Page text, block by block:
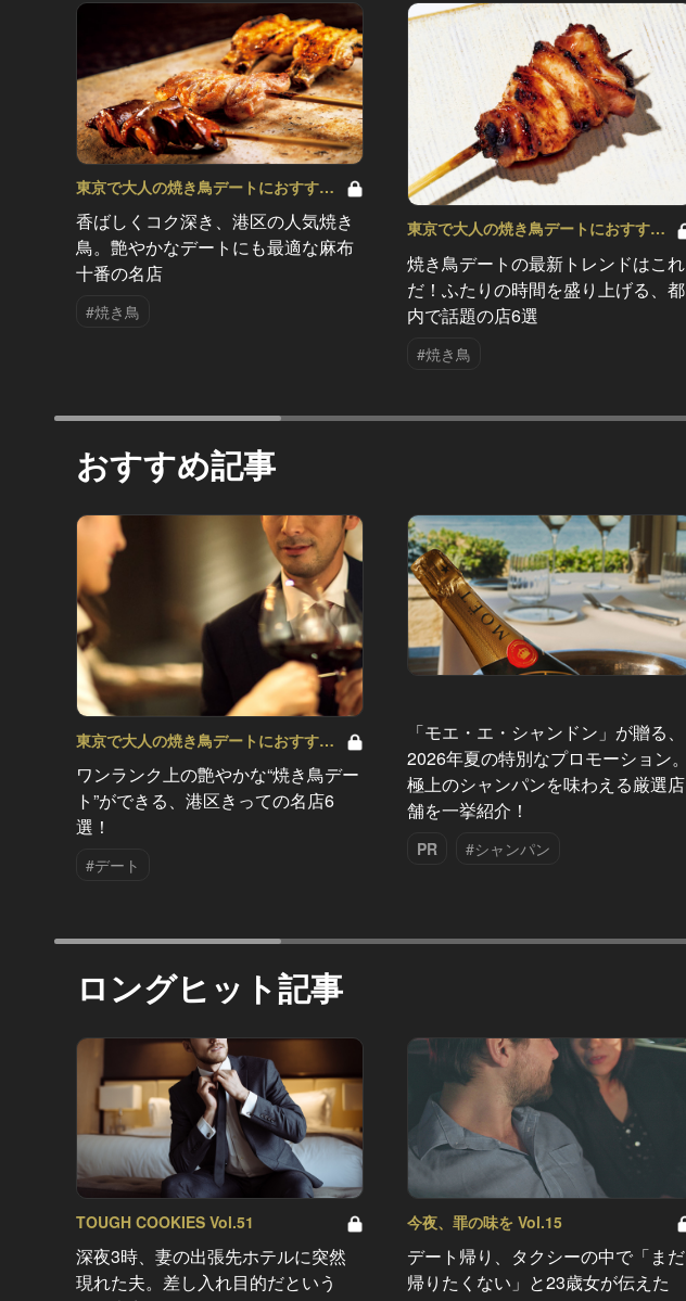
東京で大人の焼き鳥デートにおすす
め！ Vol.11
香ばしくコク深き、港区の人気焼き
鳥。艶やかなデートにも最適な麻布
十番の名店
#焼き鳥
東京で大人の焼き鳥デートにおすす
焼き鳥デートの最新トレンドはこれ
だ！ふたりの時間を盛り上げる、都
内で話題の店6選
#焼き鳥
おすすめ記事
東京で大人の焼き鳥デートにおすす
ワンランク上の艶やかな“焼き鳥デー
ト”ができる、港区きっての名店6
選！
#デート
「モエ・エ・シャンドン」が贈る、
2026年夏の特別なプロモーション。
極上のシャンパンを味わえる厳選店
舗を一挙紹介！
PR #シャンパン
ロングヒット記事
TOUGH COOKIES Vol.51
深夜3時、妻の出張先ホテルに突然
現れた夫。差し入れ目的だという
今夜、罪の味を Vol.15
デート帰り、タクシーの中で「まだ
帰りたくない」と23歳女が伝えた